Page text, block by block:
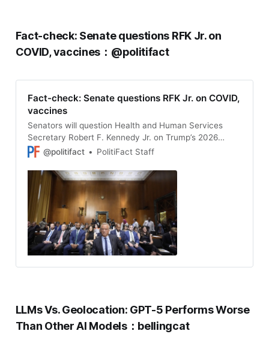
Fact-check: Senate questions RFK Jr. on
COVID, vaccines：@politifact
Fact-check: Senate questions RFK Jr. on COVID,
vaccines
Senators will question Health and Human Services
Secretary Robert F. Kennedy Jr. on Trump’s 2026
health care agenda and recent changes to the CDC.
@politifact PolitiFact Staff
LLMs Vs. Geolocation: GPT-5 Performs Worse
Than Other AI Models：bellingcat